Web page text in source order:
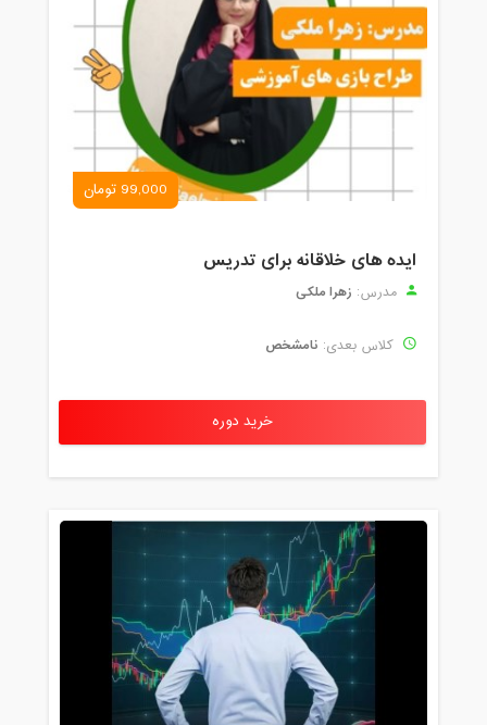
99,000 تومان
ایده های خلاقانه برای تدریس
مدرس: زهرا ملکی
کلاس بعدی: نامشخص
خرید دوره